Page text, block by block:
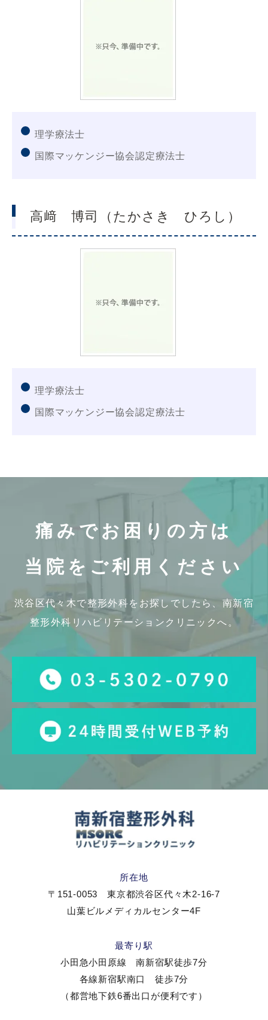
理学療法士
国際マッケンジー協会認定療法士
高﨑 博司（たかさき ひろし）
理学療法士
国際マッケンジー協会認定療法士
痛みでお困りの方は
当院をご利用ください
渋谷区代々木で整形外科をお探しでしたら、 南新宿
整形外科リハビリテーションクリニックへ。
所在地
〒151-0053 東京都渋谷区代々木2-16-7
山葉ビルメディカルセンター4F
最寄り駅
小田急小田原線 南新宿駅徒歩7分
各線新宿駅南口 徒歩7分
（都営地下鉄6番出口が便利です）